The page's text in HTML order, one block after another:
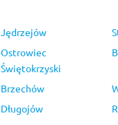
Jędrzejów
Ostrowiec
Świętokrzyski
Brzechów
Długojów